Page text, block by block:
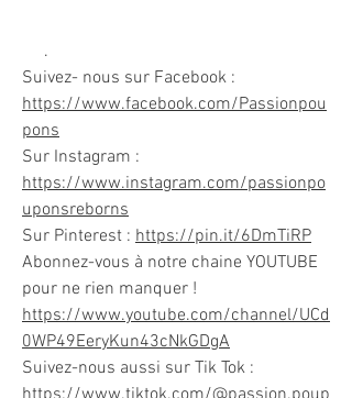
.
Suivez- nous sur Facebook :
https://www.facebook.com/Passionpou
pons
Sur Instagram :
https://www.instagram.com/passionpo
uponsreborns
Sur Pinterest : https://pin.it/6DmTiRP
Abonnez-vous à notre chaine YOUTUBE
pour ne rien manquer !
https://www.youtube.com/channel/UCd
0WP49EeryKun43cNkGDgA
Suivez-nous aussi sur Tik Tok :